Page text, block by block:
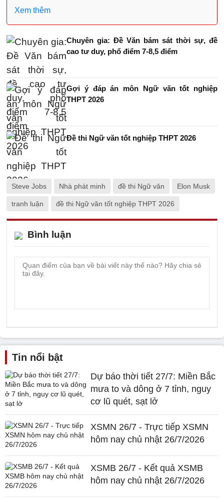
Xem thêm
Chuyên gia: Đề Văn bám sát thời sự, đề
cao tư duy, phổ điểm 7-8,5 điểm
Gợi ý đáp án môn Ngữ văn tốt nghiệp
THPT 2026
Đề thi Ngữ văn tốt nghiệp THPT 2026
Steve Jobs Nhà phát minh đề thi Ngữ văn Elon Musk
tranh luận đề thi Ngữ văn tốt nghiệp THPT 2026
Bình luận
Tin nổi bật
Dự báo thời tiết 27/7: Miền Bắc
mưa to và dông ở 7 tỉnh, nguy
cơ lũ quét, sạt lở
XSMN 26/7 - Trực tiếp XSMN
hôm nay chủ nhật 26/7/2026
XSMB 26/7 - Kết quả XSMB
hôm nay chủ nhật 26/7/2026